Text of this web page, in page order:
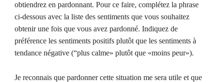
obtiendrez en pardonnant. Pour ce faire, complétez la phrase
ci-dessous avec la liste des sentiments que vous souhaitez
obtenir une fois que vous avez pardonné. Indiquez de
préférence les sentiments positifs plutôt que les sentiments à
tendance négative (“plus calme» plutôt que «moins peur»).
Je reconnais que pardonner cette situation me sera utile et que